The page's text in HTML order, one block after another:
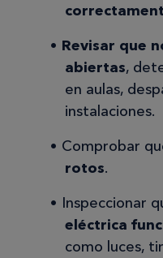
Revisar que
abiertas,
en aulas,
instalaciones.
Comprobar
rotos.
Inspeccionar
eléctrica
como luces,